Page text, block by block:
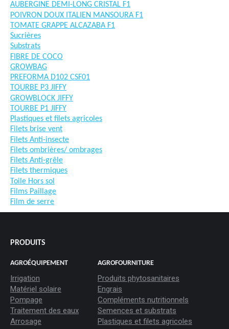
AUBERGINE DEMI-LONG CRISTAL F1
POIVRON DOUX ITALIEN MANSOURA F1
TOMATE GRAPPE ALCAZABA F1
Sucrières
Substrats
FIBRE DE COCO
GROWBAG
PREFORMA D102 CSF01
TOURBE P3 JIFFY
GROWBLOCK JIFFY
TOURBE P1 JIFFY
Plastiques et filets agricoles
Filets brise vent
Filets Anti-insecte
Filets ombrières/ ombrages
Filets Anti-grêle
Filets thermiques
Toile Hors sol
Films Paillage
Film de serre
PRODUITS
AGROÉQUIPEMENT
Irrigation
Matériel solaire
Pompage
Traitement des eaux
Arrosage
AGROFOURNITURE
Produits phytosanitaires
Engrais
Compléments nutritionnels
Semences et substrats
Plastiques et filets agricoles